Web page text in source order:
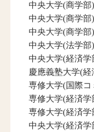
中央大学(商学
中央大学(商学
中央大学(商学
中央大学(法学
中央大学(経済
慶應義塾大学(
専修大学(国際
専修大学(経済
専修大学(経済
中央大学(経済